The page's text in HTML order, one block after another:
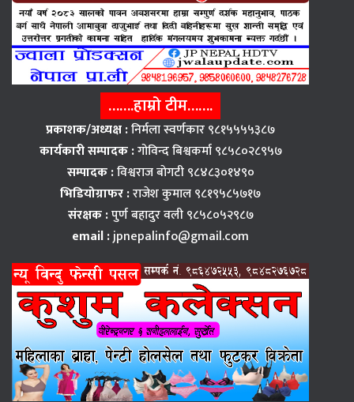
…….हाम्रो टीम…….
प्रकाशक/अध्यक्ष :निर्मला स्वर्णकार ९८१५५५५३८७
कार्यकारी सम्पादक :गोविन्द बिश्वकर्मा ९८५८०२८९५७
सम्पादक :विश्वराज बाेगटी ९८४८३०१४९०
भिडियोग्राफर :राजेश कुमाल ९८१९५८५७१७
संरक्षक :पुर्ण बहादुर वली ९८५८०५२९८७
email :jpnepalinfo@gmail.com